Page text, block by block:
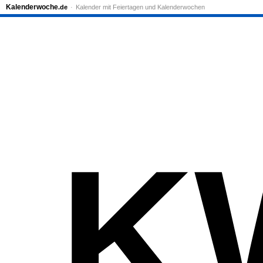
Kalenderwoche.de Kalender mit Feiertagen und Kalenderwochen